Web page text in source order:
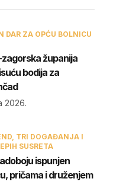
DAR ZA OPĆU BOLNICU
županija
bodija za
2026.
TRI DOGAĐANJA I
SUSRETA
ispunjen
pričama i druženjem